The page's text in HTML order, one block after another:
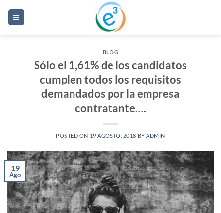
BLOG
Sólo el 1,61% de los candidatos
cumplen todos los requisitos
demandados por la empresa
contratante….
POSTED ON 19 AGOSTO, 2018 BY ADMIN
19
Ago